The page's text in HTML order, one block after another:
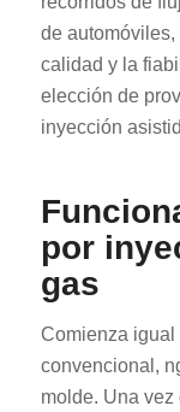
de
calidad y la
elección de
inyección
por
gas
Comienza igual
convencional,
molde. Una